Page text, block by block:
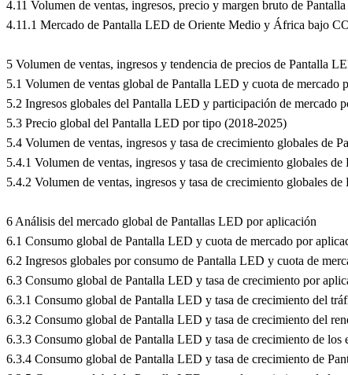
4.11 Volumen de ventas, ingresos, precio y margen bruto de
4.11.1 Mercado de Pantalla LED de Oriente Medio y África bajo
5 Volumen de ventas, ingresos y tendencia de precios de Pantalla
5.1 Volumen de ventas global de Pantalla LED y cuota de mercado
5.2 Ingresos globales del Pantalla LED y participación de mercado
5.3 Precio global del Pantalla LED por tipo (2018-2025)
5.4 Volumen de ventas, ingresos y tasa de crecimiento globales de
5.4.1 Volumen de ventas, ingresos y tasa de crecimiento globales
5.4.2 Volumen de ventas, ingresos y tasa de crecimiento globales
6 Análisis del mercado global de Pantallas LED por aplicación
6.1 Consumo global de Pantalla LED y cuota de mercado por
6.2 Ingresos globales por consumo de Pantalla LED y cuota de
6.3 Consumo global de Pantalla LED y tasa de crecimiento por
6.3.1 Consumo global de Pantalla LED y tasa de crecimiento del
6.3.2 Consumo global de Pantalla LED y tasa de crecimiento del
6.3.3 Consumo global de Pantalla LED y tasa de crecimiento de los
6.3.4 Consumo global de Pantalla LED y tasa de crecimiento de